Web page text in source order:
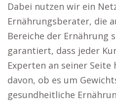
Dabei nutzen wir ein
Ernährungsberater, die
Bereiche der Ernährung
garantiert, dass jeder
Experten an seiner
davon, ob es um
gesundheitliche